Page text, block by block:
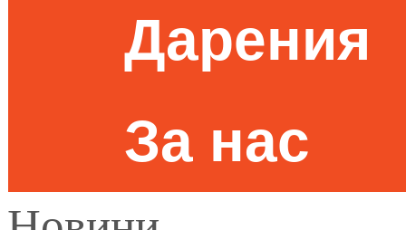
Дарения
За нас